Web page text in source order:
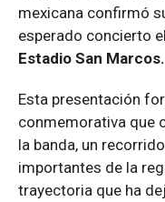
mexicana confirmó
esperado concierto
Estadio San Marcos.
Esta presentación
conmemorativa que
la banda, un
importantes de la
trayectoria que ha